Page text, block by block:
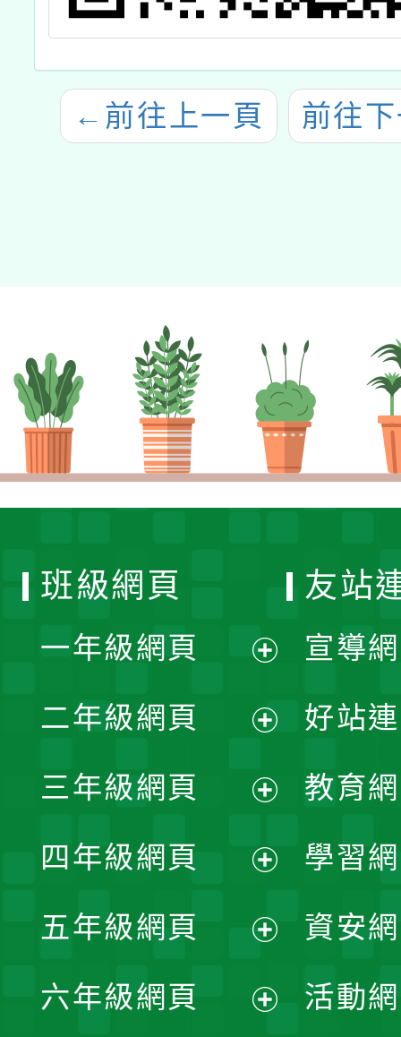
← 前往上一頁 前往
班級網頁
一年級網頁
開
選
單
二年級網頁
開
選
單
三年級網頁
開
選
單
四年級網頁
開
選
五年級網頁
開
六年級網頁
友站
宣導
好站
教育
學習
資安
活動